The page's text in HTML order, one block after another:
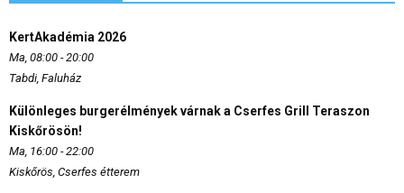
KertAkadémia 2026
Ma, 08:00 - 20:00
Tabdi, Faluház
Különleges burgerélmények várnak a Cserfes Grill Teraszon
Kiskőrösön!
Ma, 16:00 - 22:00
Kiskőrös, Cserfes étterem